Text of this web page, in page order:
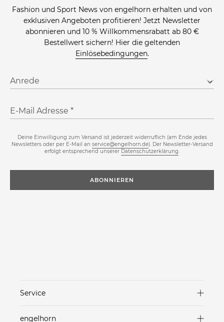
Fashion und Sport News von engelhorn erhalten und von
exklusiven Angeboten profitieren! Jetzt Newsletter
abonnieren und 10 % Willkommensrabatt ab 80 €
Bestellwert sichern! Hier die geltenden
Einlösebedingungen.
Anrede
E-Mail Adresse
Deine Einwilligung zum Versand ist jederzeit widerruflich (am Ende jedes
Newsletters oder per E-Mail an service@engelhorn.de). Der Newsletter-Versand
erfolgt entsprechend unserer Datenschutzerklärung.
ABONNIEREN
Service
engelhorn